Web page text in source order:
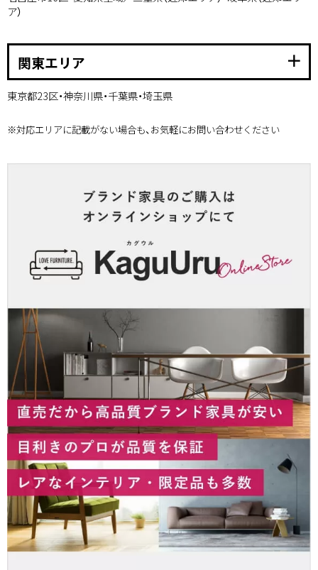
ア）
関東エリア add
東京都23区・神奈川県・千葉県・埼玉県
※対応エリアに記載がない場合も、お気軽にお問い合わせください